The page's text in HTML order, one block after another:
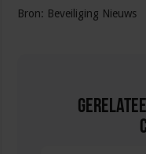
Bron: Beveiliging Nieuws